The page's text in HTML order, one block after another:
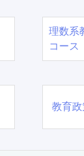
理数系
コース
教育